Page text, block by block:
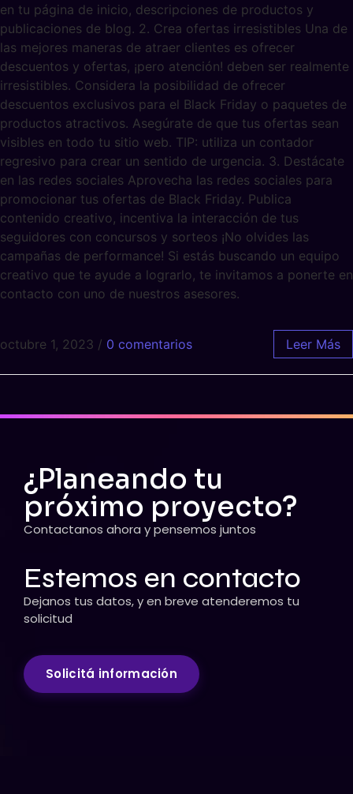
en tu página de inicio, descripciones de productos y
publicaciones de blog. 2. Crea ofertas irresistibles Una de
las mejores maneras de atraer clientes es ofrecer
descuentos y ofertas, ¡pero atención! deben ser realmente
irresistibles. Considera la posibilidad de ofrecer
descuentos exclusivos para el Black Friday o paquetes de
productos atractivos. Asegúrate de que tus ofertas sean
visibles en todo tu sitio web. TIP: utiliza un contador
regresivo para crear un sentido de urgencia. 3. Destácate
en las redes sociales Aprovecha las redes sociales para
promocionar tus ofertas de Black Friday. Publica
contenido creativo, incentiva la interacción de tus
seguidores con concursos y sorteos ¡No olvides las
campañas de performance! Si estás buscando un equipo
creativo que te ayude a lograrlo, te invitamos a ponerte en
contacto con uno de nuestros asesores.
octubre 1, 2023 / 0 comentarios Leer Más
¿Planeando tu
próximo proyecto?
Contactanos ahora y pensemos juntos
Estemos en contacto
Dejanos tus datos, y en breve atenderemos tu
solicitud
Solicitá información